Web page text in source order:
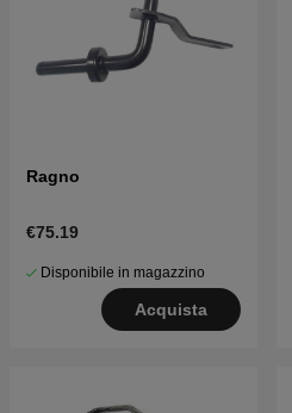
Ragno
€75.19
Disponibile in magazzino
Acquista